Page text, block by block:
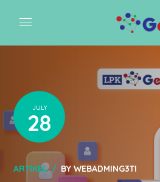
JULY
28
ARTIKEL BYWEBADMING3TI